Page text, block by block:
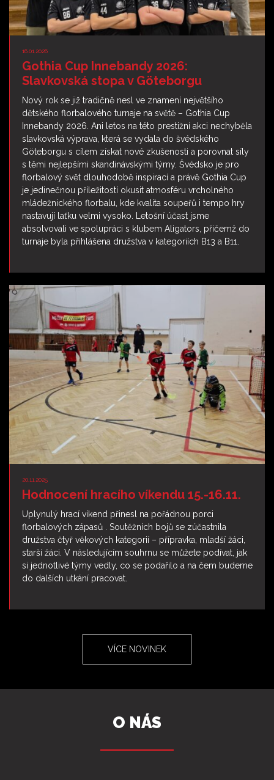
16.01.2026
Gothia Cup Innebandy 2026:
Slavkovská stopa v Göteborgu
Nový rok se již tradičně nesl ve znamení největšího
dětského florbalového turnaje na světě – Gothia Cup
Innebandy 2026. Ani letos na této prestižní akci nechyběla
slavkovská výprava, která se vydala do švédského
Göteborgu s cílem získat nové zkušenosti a porovnat síly
s těmi nejlepšími skandinávskými týmy. Švédsko je pro
florbalový svět dlouhodobě inspirací a právě Gothia Cup
je jedinečnou příležitostí okusit atmosféru vrcholného
mládežnického florbalu, kde kvalita soupeřů i tempo hry
nastavují laťku velmi vysoko. Letošní účast jsme
absolvovali ve spolupráci s klubem Aligators, přičemž do
turnaje byla přihlášena družstva v kategoriích B13 a B11.
20.11.2025
Hodnocení hracího víkendu 15.-16.11.
Uplynulý hrací víkend přinesl na pořádnou porci
florbalových zápasů . Soutěžních bojů se zúčastnila
družstva čtyř věkových kategorií – přípravka, mladší žáci,
starší žáci. V následujícím souhrnu se můžete podívat, jak
si jednotlivé týmy vedly, co se podařilo a na čem budeme
do dalších utkání pracovat.
VÍCE NOVINEK
O NÁS